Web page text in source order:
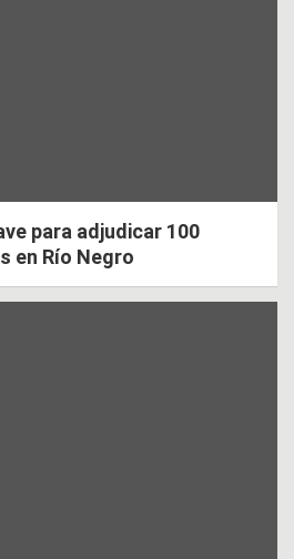
para adjudicar 100
en Río Negro